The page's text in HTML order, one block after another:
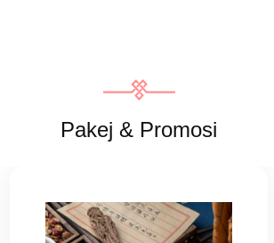
Pakej & Promosi